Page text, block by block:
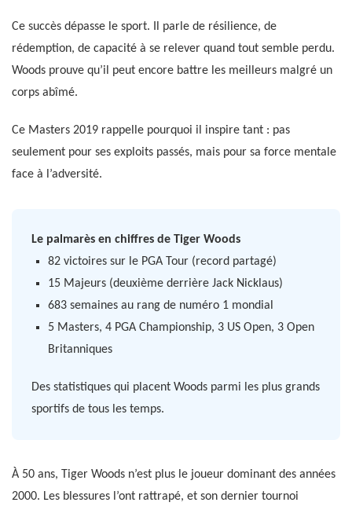
Ce succès dépasse le sport. Il parle de résilience, de
rédemption, de capacité à se relever quand tout semble perdu.
Woods prouve qu’il peut encore battre les meilleurs malgré un
corps abîmé.
Ce Masters 2019 rappelle pourquoi il inspire tant : pas
seulement pour ses exploits passés, mais pour sa force mentale
face à l’adversité.
Le palmarès en chiffres de Tiger Woods
82 victoires sur le PGA Tour (record partagé)
15 Majeurs (deuxième derrière Jack Nicklaus)
683 semaines au rang de numéro 1 mondial
5 Masters, 4 PGA Championship, 3 US Open, 3 Open
Britanniques
Des statistiques qui placent Woods parmi les plus grands
sportifs de tous les temps.
À 50 ans, Tiger Woods n’est plus le joueur dominant des années
2000. Les blessures l’ont rattrapé, et son dernier tournoi